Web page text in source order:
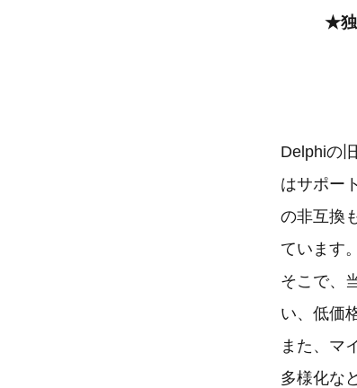
★独
Delphiの
はサポー
の非互換
ています。
そこで、
い、低価
また、マ
多様化な